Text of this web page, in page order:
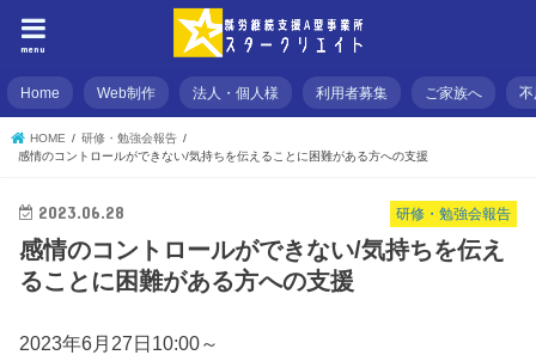
menu
Home Web制作 法人・個人様 利用者募集 ご家族へ
HOME
研修・勉強会報告
感情のコントロールができない/気持ちを伝えることに困難がある方への支援
研修・勉強会報告
2023.06.28
感情のコントロールができない/気持ちを伝え
ることに困難がある方への支援
2023年6月27日10:00～